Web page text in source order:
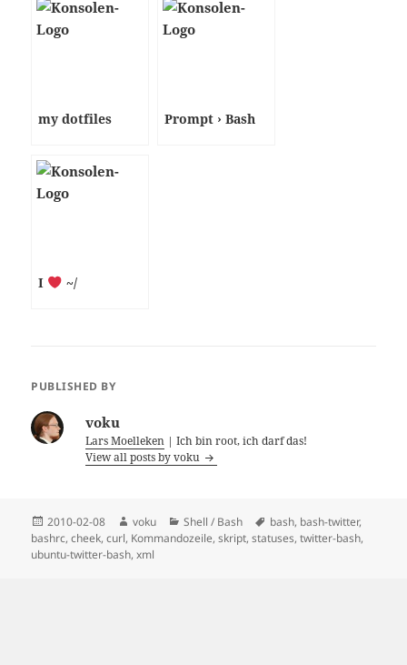
my dotfiles Prompt › Bash
I ~/
PUBLISHED BY
voku
Lars Moelleken | Ich bin root, ich darf das!
View all posts by voku
Posted
on
2010-02-08 Author
voku Categories
Shell / Bash Tags
bash, bash-twitter,
bashrc,cheek,curl, Kommandozeile,skript,statuses,twitter-bash,
ubuntu-twitter-bash,xml